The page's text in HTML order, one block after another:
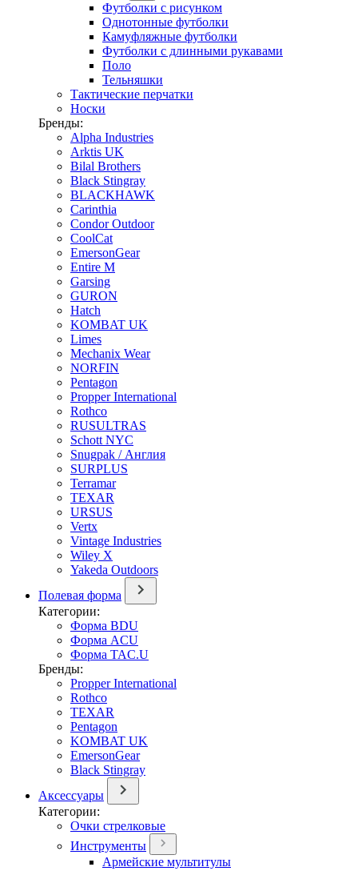
Футболки с рисунком
Однотонные футболки
Камуфляжные футболки
Футболки с длинными рукавами
Поло
Тельняшки
Тактические перчатки
Носки
Бренды:
Alpha Industries
Arktis UK
Bilal Brothers
Black Stingray
BLACKHAWK
Carinthia
Condor Outdoor
CoolCat
EmersonGear
Entire M
Garsing
GURON
Hatch
KOMBAT UK
Limes
Mechanix Wear
NORFIN
Pentagon
Propper International
Rothco
RUSULTRAS
Schott NYC
Snugpak / Англия
SURPLUS
Terramar
TEXAR
URSUS
Vertx
Vintage Industries
Wiley X
Yakeda Outdoors
Полевая форма
Категории:
Форма BDU
Форма ACU
Форма TAC.U
Бренды:
Propper International
Rothco
TEXAR
Pentagon
KOMBAT UK
EmersonGear
Black Stingray
Аксессуары
Категории:
Очки стрелковые
Инструменты
Армейские мультитулы